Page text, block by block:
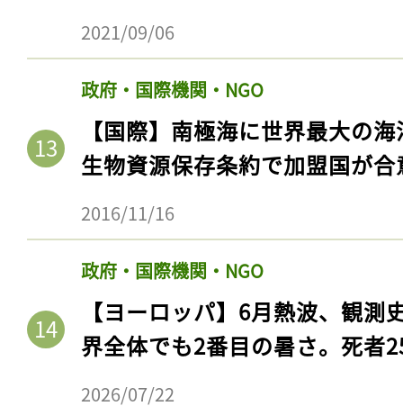
2021/09/06
政府・国際機関・NGO
【国際】南極海に世界最大の
生物資源保存条約で加盟国が合
2016/11/16
政府・国際機関・NGO
【ヨーロッパ】6月熱波、観
界全体でも2番目の暑さ。死者
2026/07/22